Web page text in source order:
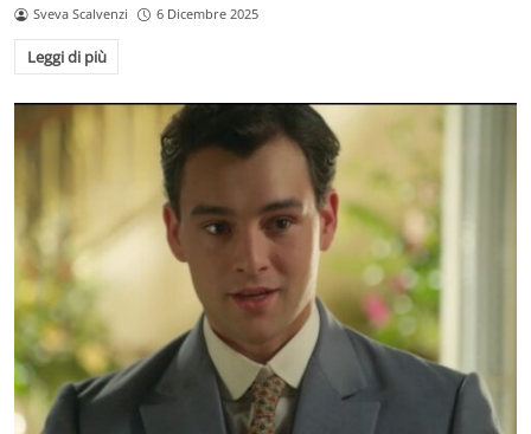
Sveva Scalvenzi 6 Dicembre 2025
Leggi di più